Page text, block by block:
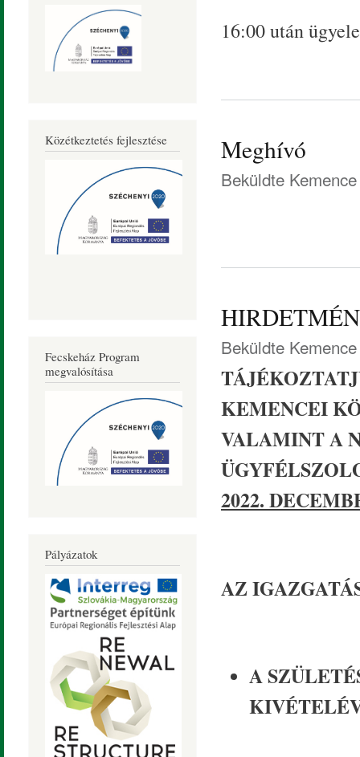
Közétkeztetés fejlesztése
Fecskeház Program
megvalósítása
Pályázatok
16:00 után
Meghívó
Beküldte
Beküldte
KEMENCEI
VALAMINT A
2022.
AZ
A